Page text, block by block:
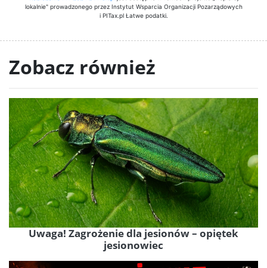
lokalnie" prowadzonego przez Instytut Wsparcia Organizacji Pozarządowych
i PITax.pl Łatwe podatki.
Zobacz również
Uwaga! Zagrożenie dla jesionów – opiętek
jesionowiec